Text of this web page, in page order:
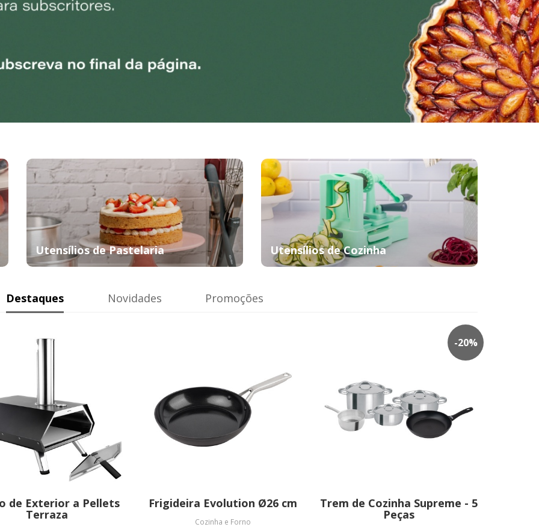
Utensílios de Pastelaria Utensílios de Cozinha
Destaques Novidades Promoções
de Exterior a Pellets
Terraza
Frigideira Evolution Ø26 cm
Cozinha e Forno
-20%
Trem de Cozinha Supreme - 5
Peças